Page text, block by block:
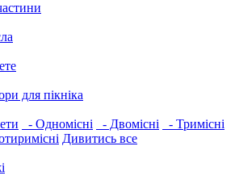
для пікніка
- Одномісні - Двомісні
- Тримісні
Дивитись все